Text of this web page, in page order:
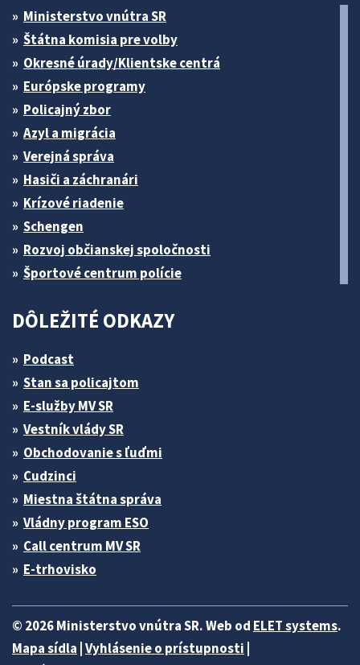
Ministerstvo vnútra SR
Štátna komisia pre volby
Okresné úrady/Klientske centrá
Európske programy
Policajný zbor
Azyl a migrácia
Verejná správa
Hasiči a záchranári
Krízové riadenie
Schengen
Rozvoj občianskej spoločnosti
Športové centrum polície
DÔLEŽITÉ ODKAZY
Podcast
Stan sa policajtom
E-služby MV SR
Vestník vlády SR
Obchodovanie s ľuďmi
Cudzinci
Miestna štátna správa
Vládny program ESO
Call centrum MV SR
E-trhovisko
© 2026 Ministerstvo vnútra SR. Web od ELET systems.
Mapa sídla Vyhlásenie o prístupnosti